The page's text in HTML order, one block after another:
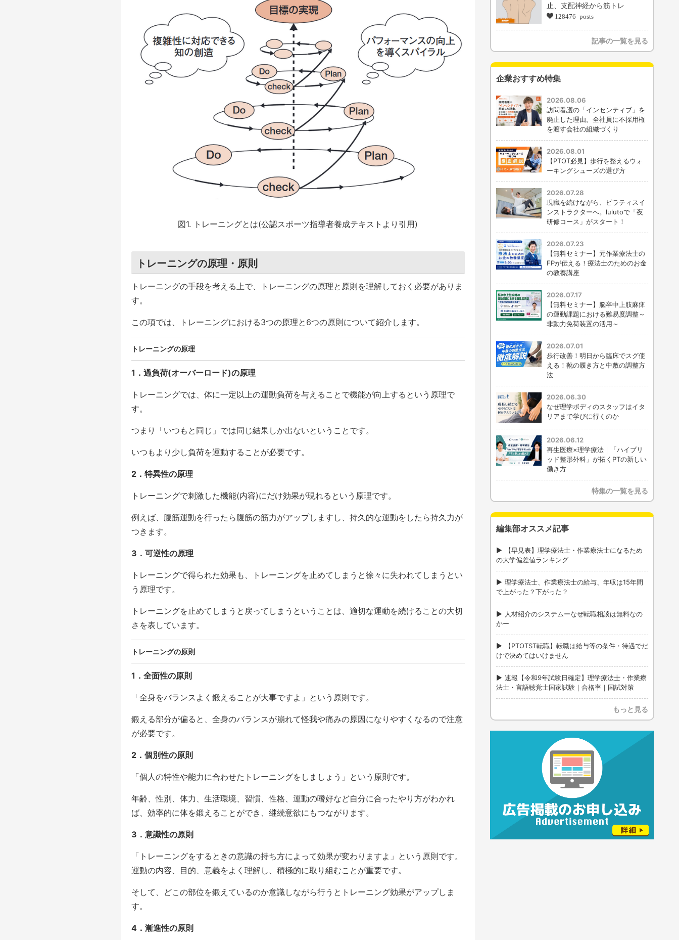
図1. トレーニングとは(公認スポーツ指導者養成テキストより引用)
トレーニングの原理・原則
トレーニングの手段を考える上で、トレーニングの原理と原則を理解しておく必要がありま
す。
この項では、トレーニングにおける3つの原理と6つの原則について紹介します。
トレーニングの原理
1．過負荷(オーバーロード)の原理
トレーニングでは、体に一定以上の運動負荷を与えることで機能が向上するという原理で
す。
つまり「いつもと同じ」では同じ結果しか出ないということです。
いつもより少し負荷を運動することが必要です。
2．特異性の原理
トレーニングで刺激した機能(内容)にだけ効果が現れるという原理です。
例えば、腹筋運動を行ったら腹筋の筋力がアップしますし、持久的な運動をしたら持久力が
つきます。
3．可逆性の原理
トレーニングで得られた効果も、トレーニングを止めてしまうと徐々に失われてしまうとい
う原理です。
トレーニングを止めてしまうと戻ってしまうということは、適切な運動を続けることの大切
さを表しています。
トレーニングの原則
1．全面性の原則
「全身をバランスよく鍛えることが大事ですよ」という原則です。
鍛える部分が偏ると、全身のバランスが崩れて怪我や痛みの原因になりやすくなるので注意
が必要です。
2．個別性の原則
「個人の特性や能力に合わせたトレーニングをしましょう」という原則です。
年齢、性別、体力、生活環境、習慣、性格、運動の嗜好など自分に合ったやり方がわかれ
ば、効率的に体を鍛えることができ、継続意欲にもつながります。
3．意識性の原則
「トレーニングをするときの意識の持ち方によって効果が変わりますよ」という原則です。
運動の内容、目的、意義をよく理解し、積極的に取り組むことが重要です。
そして、どこの部位を鍛えているのか意識しながら行うとトレーニング効果がアップしま
す。
4．漸進性の原則
止、支配神経から筋トレ
128476 posts
記事の一覧を見る
企業おすすめ特集
2026.08.06
訪問看護の「インセンティブ」を
廃止した理由。全社員に不採用権
を渡す会社の組織づくり
2026.08.01
【PTOT必見】歩行を整えるウォ
ーキングシューズの選び方
2026.07.28
現職を続けながら、ピラティスイ
ンストラクターへ。lulutoで「夜
研修コース」がスタート！
2026.07.23
【無料セミナー】元作業療法士の
FPが伝える！療法士のためのお金
の教養講座
2026.07.17
【無料セミナー】脳卒中上肢麻痺
の運動課題における難易度調整～
非動力免荷装置の活用～
2026.07.01
歩行改善！明日から臨床でスグ使
える！靴の履き方と中敷の調整方
法
2026.06.30
なぜ理学ボディのスタッフはイタ
リアまで学びに行くのか
2026.06.12
再生医療×理学療法｜「ハイブリ
ッド整形外科」が拓くPTの新しい
働き方
特集の一覧を見る
編集部オススメ記事
【早見表】理学療法士・作業療法士になるため
の大学偏差値ランキング
理学療法士、作業療法士の給与、年収は15年間
で上がった？下がった？
人材紹介のシステムーなぜ転職相談は無料なの
かー
【PTOTST転職】転職は給与等の条件・待遇でだ
けで決めてはいけません
速報【令和9年試験日確定】理学療法士・作業療
法士・言語聴覚士国家試験｜合格率｜国試対策
もっと見る